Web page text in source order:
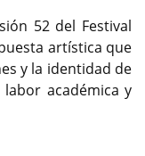
52 del Festival
artística que
y la identidad de
académica y